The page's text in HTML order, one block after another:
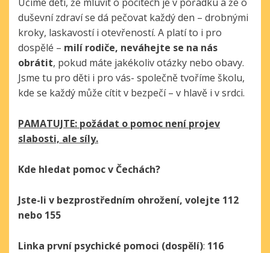
duševní zdraví se dá pečovat každý den – drobnými
kroky, laskavostí i otevřeností. A platí to i pro
dospělé – milí rodiče, neváhejte se na nás
obrátit, pokud máte jakékoliv otázky nebo obavy.
Jsme tu pro děti i pro vás- společně tvoříme školu,
kde se každý může cítit v bezpečí – v hlavě i v srdci.
PAMATUJTE: požádat o pomoc není projev
slabosti, ale síly.
Kde hledat pomoc v Čechách?
Jste-li v bezprostředním ohrožení, volejte 112
nebo 155
Linka první psychické pomoci (dospělí): 116